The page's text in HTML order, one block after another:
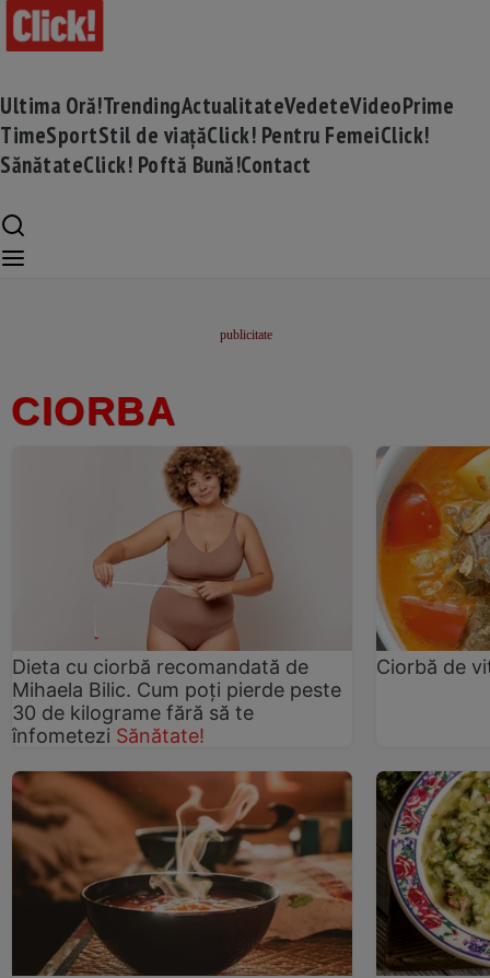
Ultima Oră!TrendingActualitateVedeteVideoPrime
TimeSportStil de viațăClick! Pentru FemeiClick!
SănătateClick! Poftă Bună!Contact
CIORBA
Dieta cu ciorbă recomandată de
Mihaela Bilic. Cum poți pierde peste
30 de kilograme fără să te
înfometezi Sănătate!
Ciorbă de